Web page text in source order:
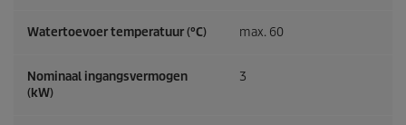
Watertoevoer temperatuur (°C) max. 60
Nominaal ingangsvermogen
(kW)
3